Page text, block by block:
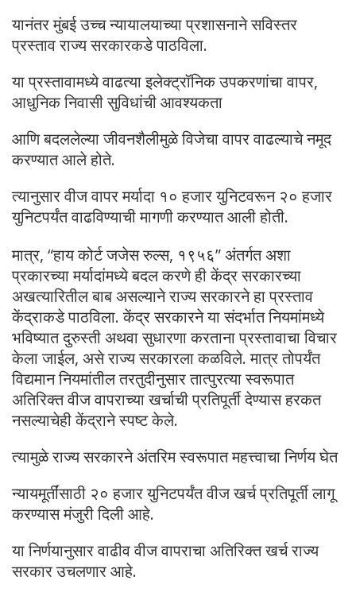
यानंतर मुंबई उच्च न्यायालयाच्या प्रशासनाने सविस्तर
प्रस्ताव राज्य सरकारकडे पाठविला.
या प्रस्तावामध्ये वाढत्या इलेक्ट्रॉनिक उपकरणांचा वापर,
आधुनिक निवासी सुविधांची आवश्यकता
आणि बदललेल्या जीवनशैलीमुळे विजेचा वापर वाढल्याचे नमूद
करण्यात आले होते.
त्यानुसार वीज वापर मर्यादा १० हजार युनिटवरून २० हजार
युनिटपर्यंत वाढविण्याची मागणी करण्यात आली होती.
मात्र, “हाय कोर्ट जजेस रुल्स, १९५६” अंतर्गत अशा
प्रकारच्या मर्यादांमध्ये बदल करणे ही केंद्र सरकारच्या
अखत्यारितील बाब असल्याने राज्य सरकारने हा प्रस्ताव
केंद्राकडे पाठविला. केंद्र सरकारने या संदर्भात नियमांमध्ये
भविष्यात दुरुस्ती अथवा सुधारणा करताना प्रस्तावाचा विचार
केला जाईल, असे राज्य सरकारला कळविले. मात्र तोपर्यंत
विद्यमान नियमांतील तरतुदीनुसार तात्पुरत्या स्वरूपात
अतिरिक्त वीज वापराच्या खर्चाची प्रतिपूर्ती देण्यास हरकत
नसल्याचेही केंद्राने स्पष्ट केले.
त्यामुळे राज्य सरकारने अंतरिम स्वरूपात महत्त्वाचा निर्णय घेत
न्यायमूर्तींसाठी २० हजार युनिटपर्यंत वीज खर्च प्रतिपूर्ती लागू
करण्यास मंजुरी दिली आहे.
या निर्णयानुसार वाढीव वीज वापराचा अतिरिक्त खर्च राज्य
सरकार उचलणार आहे.